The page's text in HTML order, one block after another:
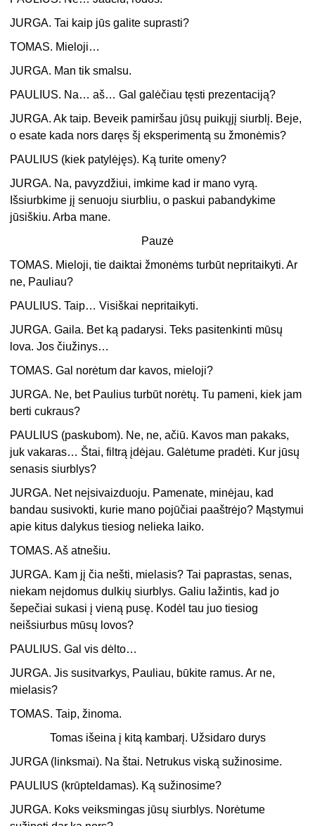
JURGA. Tai kaip jūs galite suprasti?
TOMAS. Mieloji…
JURGA. Man tik smalsu.
PAULIUS. Na… aš… Gal galėčiau tęsti prezentaciją?
JURGA. Ak taip. Beveik pamiršau jūsų puikųjį siurblį. Beje,
o esate kada nors daręs šį eksperimentą su žmonėmis?
PAULIUS (kiek patylėjęs). Ką turite omeny?
JURGA. Na, pavyzdžiui, imkime kad ir mano vyrą.
Išsiurbkime jį senuoju siurbliu, o paskui pabandykime
jūsiškiu. Arba mane.
Pauzė
TOMAS. Mieloji, tie daiktai žmonėms turbūt nepritaikyti. Ar
ne, Pauliau?
PAULIUS. Taip… Visiškai nepritaikyti.
JURGA. Gaila. Bet ką padarysi. Teks pasitenkinti mūsų
lova. Jos čiužinys…
TOMAS. Gal norėtum dar kavos, mieloji?
JURGA. Ne, bet Paulius turbūt norėtų. Tu pameni, kiek jam
berti cukraus?
PAULIUS (paskubom). Ne, ne, ačiū. Kavos man pakaks,
juk vakaras… Štai, filtrą įdėjau. Galėtume pradėti. Kur jūsų
senasis siurblys?
JURGA. Net neįsivaizduoju. Pamenate, minėjau, kad
bandau susivokti, kurie mano pojūčiai paaštrėjo? Mąstymui
apie kitus dalykus tiesiog nelieka laiko.
TOMAS. Aš atnešiu.
JURGA. Kam jį čia nešti, mielasis? Tai paprastas, senas,
niekam neįdomus dulkių siurblys. Galiu lažintis, kad jo
šepečiai sukasi į vieną pusę. Kodėl tau juo tiesiog
neišsiurbus mūsų lovos?
PAULIUS. Gal vis dėlto…
JURGA. Jis susitvarkys, Pauliau, būkite ramus. Ar ne,
mielasis?
TOMAS. Taip, žinoma.
Tomas išeina į kitą kambarį. Užsidaro durys
JURGA (linksmai). Na štai. Netrukus viską sužinosime.
PAULIUS (krūpteldamas). Ką sužinosime?
JURGA. Koks veiksmingas jūsų siurblys. Norėtume